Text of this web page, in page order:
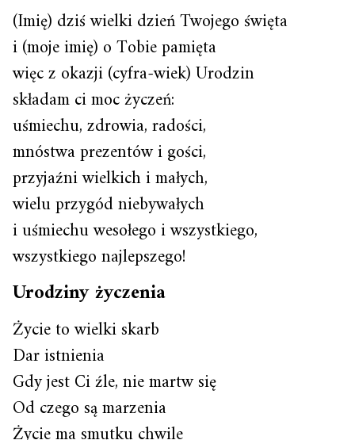
(Imię) dziś wielki dzień Twojego święta
i (moje imię) o Tobie pamięta
więc z okazji (cyfra-wiek) Urodzin
składam ci moc życzeń:
uśmiechu, zdrowia, radości,
mnóstwa prezentów i gości,
przyjaźni wielkich i małych,
wielu przygód niebywałych
i uśmiechu wesołego i wszystkiego,
wszystkiego najlepszego!
Urodziny życzenia
Życie to wielki skarb
Dar istnienia
Gdy jest Ci źle, nie martw się
Od czego są marzenia